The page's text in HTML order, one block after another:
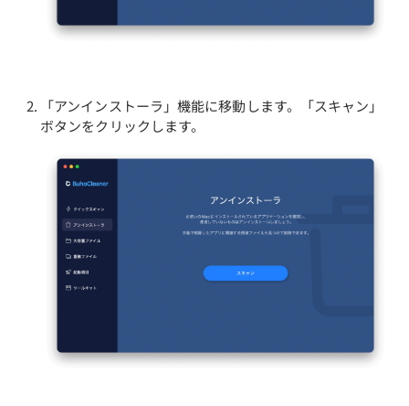
「アンインストーラ」機能に移動します。「スキャン」
ボタンをクリックします。